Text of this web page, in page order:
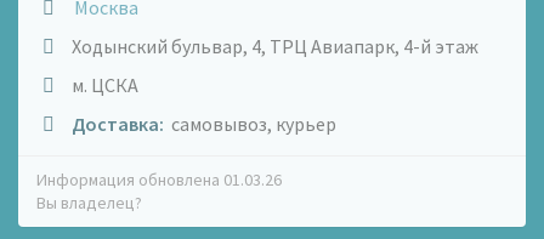
Москва
Ходынский бульвар, 4, ТРЦ Авиапарк, 4-й этаж
м. ЦСКА
Доставка: самовывоз, курьер
Информация обновлена 01.03.26
Вы владелец?